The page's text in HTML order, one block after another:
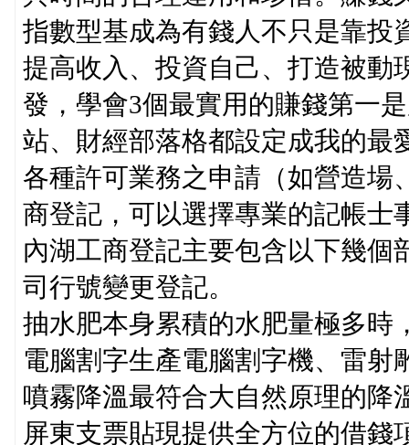
指數型基成為有錢人不只是靠投
提高收入、投資自己、打造被動
發，學會3個最實用的賺錢第一
站、財經部落格都設定成我的最
各種許可業務之申請（如營造場
商登記，可以選擇專業的記帳士
內湖工商登記主要包含以下幾個
司行號變更登記。
抽水肥本身累積的水肥量極多時
電腦割字生產電腦割字機、雷射
噴霧降溫最符合大自然原理的降
屏東支票貼現提供全方位的借